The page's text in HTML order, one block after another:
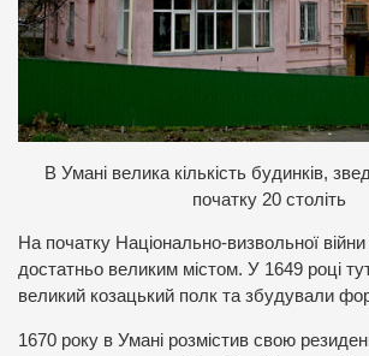
В Умані велика кількість будинків,
початку 20 століть
На початку Національно-визвольної
достатньо великим містом. У 1649 році
великий козацький полк та збудували
1670 року в Умані розмістив свою